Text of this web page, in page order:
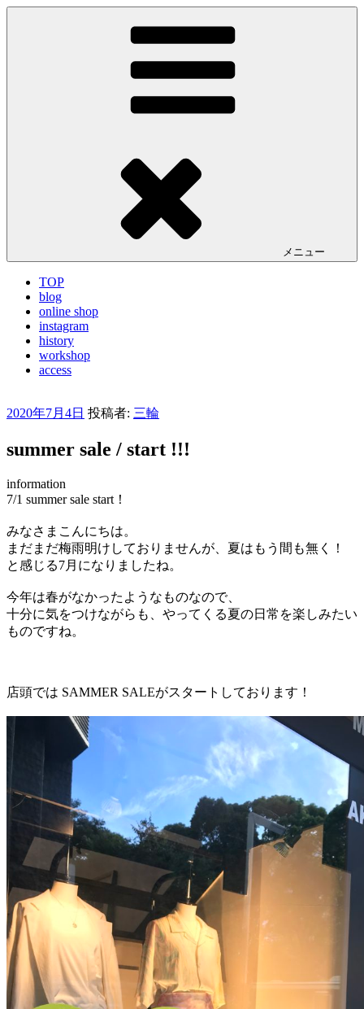
コ
LA VILLA ROUGE Blog
メニュー
TOP
blog
online shop
instagram
history
workshop
access
投
日:
2020年7月4日 投稿者: 三輪
summer sale / start !!!
information
7/1 summer sale start！
みなさまこんにちは。
まだまだ梅雨明けしておりませんが、夏はもう間も無く！
と感じる7月になりましたね。
今年は春がなかったようなものなので、
十分に気をつけながらも、やってくる夏の日常を楽しみたい
ものですね。
店頭では SAMMER SALEがスタートしております！